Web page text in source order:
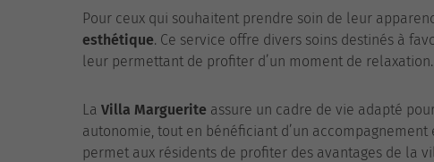
Pour ceux qui souhaitent prendre soin de leur
esthétique. Ce service offre divers soins destinés à
leur permettant de profiter d’un moment de relaxation.
La Villa Marguerite assure un cadre de vie adapté
autonomie, tout en bénéficiant d’un
permet aux résidents de profiter des avantages de la